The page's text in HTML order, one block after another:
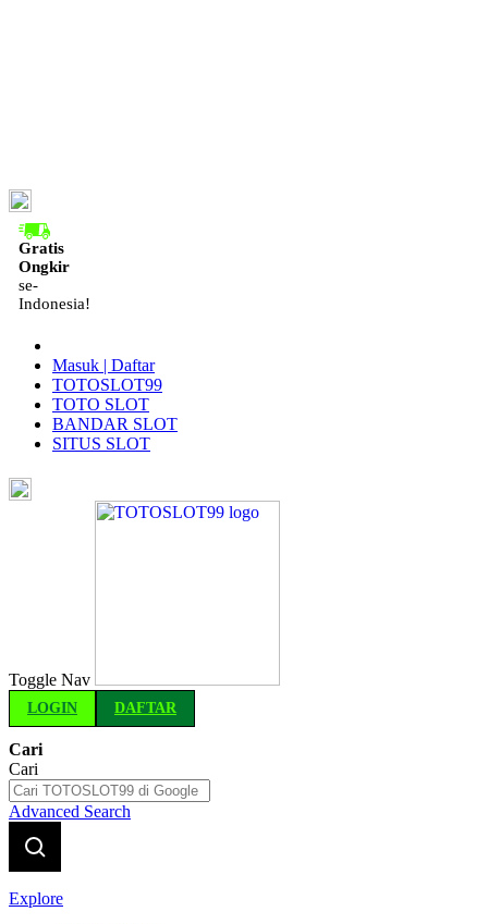
Gratis
Ongkir
se-
Indonesia!
Masuk | Daftar
TOTOSLOT99
TOTO SLOT
BANDAR SLOT
SITUS SLOT
Toggle Nav
LOGIN DAFTAR
Cari
Cari
Advanced Search
Explore